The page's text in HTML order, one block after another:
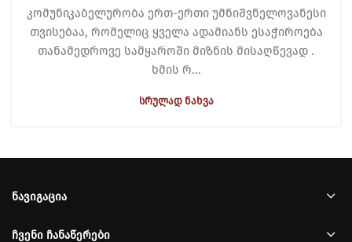
კომუნიკაბელურობა ერთ-ერთი უმნიშვნელოვანესი
თვისებაა, რომელიც ყველა ადამიანს ესაჭიროება
თანამედროვე სამყაროში მიზნის მისაღწევად .
ხმის რ...
ᲡᲠᲣᲚᲐᲓ ᲜᲐᲮᲕᲐ
ᲜᲐᲕᲘᲒᲐᲪᲘᲐ
ᲩᲕᲔᲜᲘ ᲩᲐᲜᲐᲬᲔᲠᲔᲑᲘ